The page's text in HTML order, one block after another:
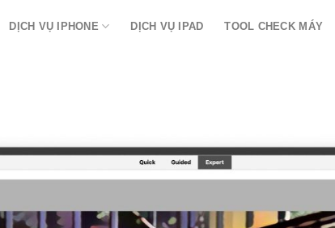
DỊCH VỤ IPHONE DỊCH VỤ IPAD TOOL CHECK MÁY